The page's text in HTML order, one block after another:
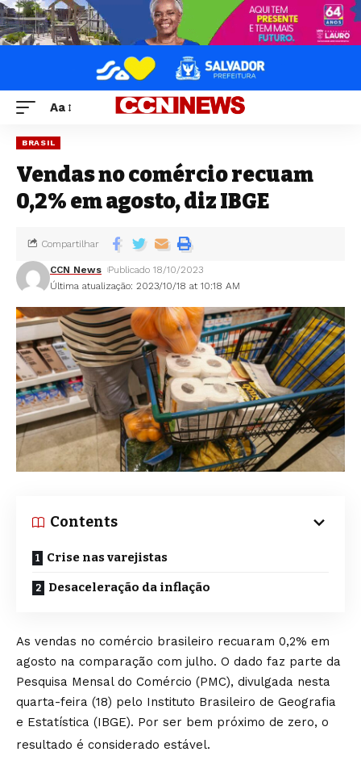
Aa
BRASIL
Vendas no comércio recuam
0,2% em agosto, diz IBGE
Última atualização: 2023/10/18 at 10:18 AM
CCN News Publicado 18/10/2023
Compartilhar
Contents
Crise nas varejistas
Desaceleração da inflação
As vendas no comércio brasileiro recuaram 0,2% em
agosto na comparação com julho. O dado faz parte da
Pesquisa Mensal do Comércio (PMC), divulgada nesta
quarta-feira (18) pelo Instituto Brasileiro de Geografia
e Estatística (IBGE). Por ser bem próximo de zero, o
resultado é considerado estável.